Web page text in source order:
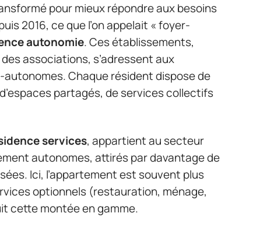
pour mieux répondre aux besoins
2016, ce que l’on appelait « foyer-
autonomie. Ces établissements,
associations, s’adressent aux
Chaque résident dispose de
partagés, de services collectifs
services, appartient au secteur
autonomes, attirés par davantage de
Ici, l’appartement est souvent plus
optionnels (restauration, ménage,
cette montée en gamme.